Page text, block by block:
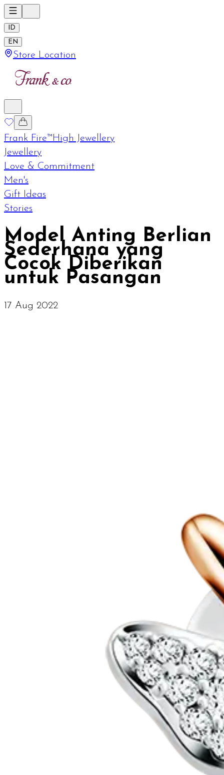
ID
EN
Store Location
Frank Fire™High Jewellery
Jewellery
Love & Commitment
Men's
Gift Ideas
Stories
Model Anting Berlian
Sederhana yang
Cocok Diberikan
untuk Pasangan
17 Aug 2022